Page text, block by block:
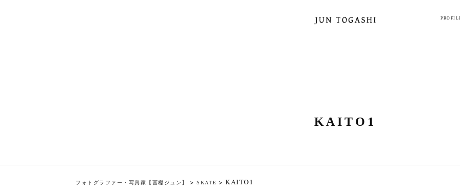
KAITO1
フォトグラファー・写真家【冨樫ジュン】 > SKATE > KAITO1